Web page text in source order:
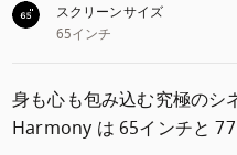
スクリーンサイズ
65インチ
身も心も包み込む究極の
Harmony は 65インチと 77